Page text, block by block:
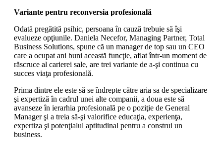
Variante pentru reconversia profesională
Odată pregătită psihic, persoana în cauză trebuie să îşi
evalueze opţiunile. Daniela Necefor, Managing Partner, Total
Business Solutions, spune că un manager de top sau un CEO
care a ocupat ani buni această funcţie, aflat într-un moment de
răscruce al carierei sale, are trei variante de a-şi continua cu
succes viaţa profesională.
Prima dintre ele este să se îndrepte către aria sa de specializare
şi expertiză în cadrul unei alte companii, a doua este să
avanseze în ierarhia profesională pe o poziţie de General
Manager şi a treia să-şi valorifice educaţia, experienţa,
expertiza şi potenţialul aptitudinal pentru a construi un
business.